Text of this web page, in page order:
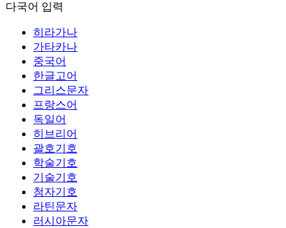
다국어 입력
히라가나
가타카나
중국어
한글고어
그리스문자
프랑스어
독일어
히브리어
괄호기호
학술기호
기술기호
첨자기호
라틴문자
러시아문자